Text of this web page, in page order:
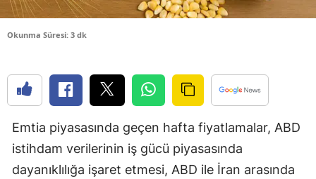
Diyarbakır
Erzincan
Okunma Süresi: 3 dk
Emtia piyasasında geçen hafta fiyatlamalar, ABD
istihdam verilerinin iş gücü piyasasında
dayanıklılığa işaret etmesi, ABD ile İran arasında